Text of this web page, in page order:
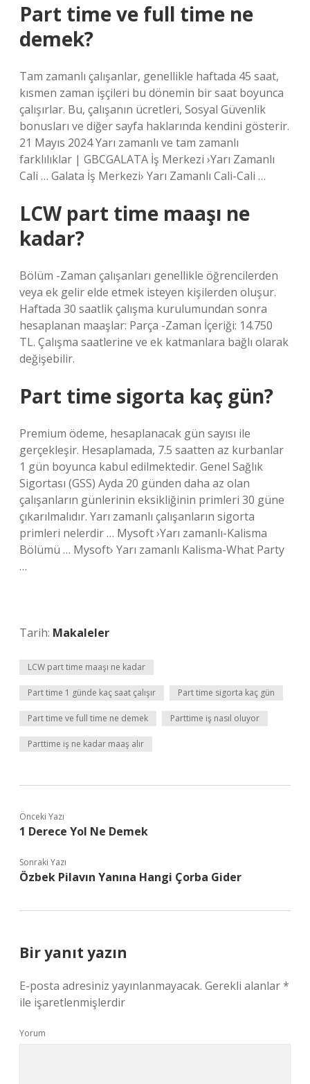
Part time ve full time ne
demek?
Tam zamanlı çalışanlar, genellikle haftada 45 saat,
kısmen zaman işçileri bu dönemin bir saat boyunca
çalışırlar. Bu, çalışanın ücretleri, Sosyal Güvenlik
bonusları ve diğer sayfa haklarında kendini gösterir.
21 Mayıs 2024 Yarı zamanlı ve tam zamanlı
farklılıklar | GBCGALATA İş Merkezi ›Yarı Zamanlı
Cali … Galata İş Merkezi› Yarı Zamanlı Cali-Cali …
LCW part time maaşı ne
kadar?
Bölüm -Zaman çalışanları genellikle öğrencilerden
veya ek gelir elde etmek isteyen kişilerden oluşur.
Haftada 30 saatlik çalışma kurulumundan sonra
hesaplanan maaşlar: Parça -Zaman İçeriği: 14.750
TL. Çalışma saatlerine ve ek katmanlara bağlı olarak
değişebilir.
Part time sigorta kaç gün?
Premium ödeme, hesaplanacak gün sayısı ile
gerçekleşir. Hesaplamada, 7.5 saatten az kurbanlar
1 gün boyunca kabul edilmektedir. Genel Sağlık
Sigortası (GSS) Ayda 20 günden daha az olan
çalışanların günlerinin eksikliğinin primleri 30 güne
çıkarılmalıdır. Yarı zamanlı çalışanların sigorta
primleri nelerdir … Mysoft ›Yarı zamanlı-Kalisma
Bölümü … Mysoft› Yarı zamanlı Kalisma-What Party
…
Tarih: Makaleler
LCW part time maaşı ne kadar
Part time 1 günde kaç saat çalışır Part time sigorta kaç gün
Part time ve full time ne demek Parttime iş nasıl oluyor
Parttime iş ne kadar maaş alır
Önceki Yazı
1 Derece Yol Ne Demek
Sonraki Yazı
Özbek Pilavın Yanına Hangi Çorba Gider
Bir yanıt yazın
E-posta adresiniz yayınlanmayacak. Gerekli alanlar*
ile işaretlenmişlerdir
Yorum